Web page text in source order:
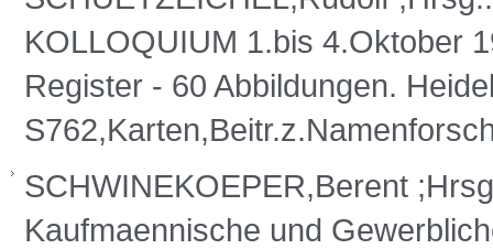
KOLLOQUIUM 1.bis 4.Oktober
Register - 60 Abbildungen.
SCHWINEKOEPER,Berent
Kaufmaennische und